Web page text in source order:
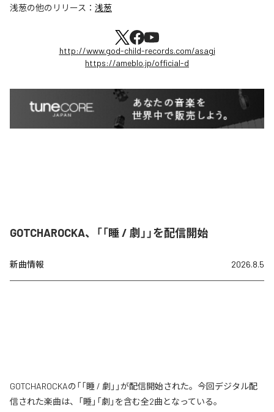
浅葱の他のリリース： 浅葱
http://www.god-child-records.com/asagi
https://ameblo.jp/official-d
GOTCHAROCKA、「「睡 / 劇」」を配信開始
新曲情報 2026.8.5
GOTCHAROCKAの「「睡 / 劇」」が配信開始された。今回デジタル配
信された楽曲は、「睡」「劇」を含む全2曲となっている。